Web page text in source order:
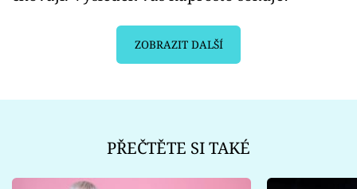
ZOBRAZIT DALŠÍ
PŘEČTĚTE SI TAKÉ